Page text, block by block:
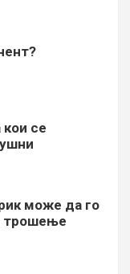
се
може да го
трошење